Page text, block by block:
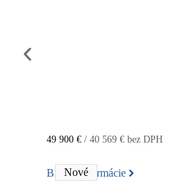
49 900 €/ 40 569 € bez DPH
Nové
Bližšie informácie